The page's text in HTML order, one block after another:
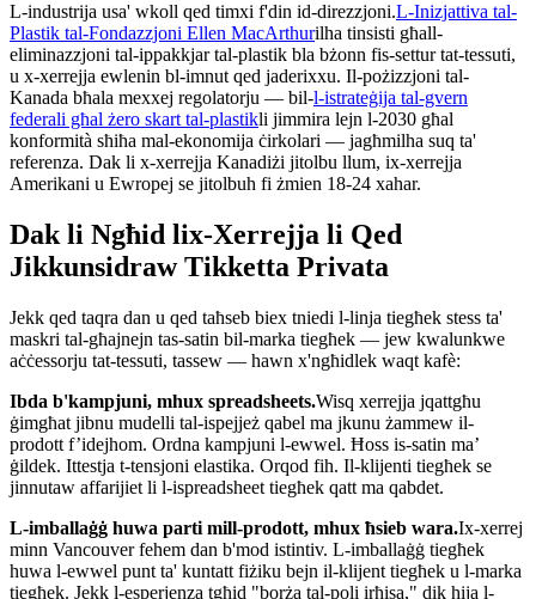
L-industrija usa' wkoll qed timxi f'din id-direzzjoni.L-Inizjattiva tal-
Plastik tal-Fondazzjoni Ellen MacArthurilha tinsisti għall-
eliminazzjoni tal-ippakkjar tal-plastik bla bżonn fis-settur tat-tessuti,
u x-xerrejja ewlenin bl-imnut qed jaderixxu. Il-pożizzjoni tal-
Kanada bħala mexxej regolatorju — bil-l-istrateġija tal-gvern
federali għal żero skart tal-plastikli jimmira lejn l-2030 għal
konformità sħiħa mal-ekonomija ċirkolari — jagħmilha suq ta'
referenza. Dak li x-xerrejja Kanadiżi jitolbu llum, ix-xerrejja
Amerikani u Ewropej se jitolbuh fi żmien 18-24 xahar.
Dak li Ngħid lix-Xerrejja li Qed
Jikkunsidraw Tikketta Privata
Jekk qed taqra dan u qed taħseb biex tniedi l-linja tiegħek stess ta'
maskri tal-għajnejn tas-satin bil-marka tiegħek — jew kwalunkwe
aċċessorju tat-tessuti, tassew — hawn x'ngħidlek waqt kafè:
Ibda b'kampjuni, mhux spreadsheets.Wisq xerrejja jqattgħu
ġimgħat jibnu mudelli tal-ispejjeż qabel ma jkunu żammew il-
prodott f’idejhom. Ordna kampjuni l-ewwel. Ħoss is-satin ma’
ġildek. Ittestja t-tensjoni elastika. Orqod fih. Il-klijenti tiegħek se
jinnutaw affarijiet li l-ispreadsheet tiegħek qatt ma qabdet.
L-imballaġġ huwa parti mill-prodott, mhux ħsieb wara.Ix-xerrej
minn Vancouver fehem dan b'mod istintiv. L-imballaġġ tiegħek
huwa l-ewwel punt ta' kuntatt fiżiku bejn il-klijent tiegħek u l-marka
tiegħek. Jekk l-esperjenza tgħid "borża tal-poli irħisa," dik hija l-